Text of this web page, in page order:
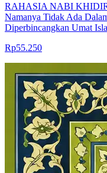
RAHASIA NABI KHIDIR
Namanya Tidak Ada
Diperbincangkan Umat
Rp55.250